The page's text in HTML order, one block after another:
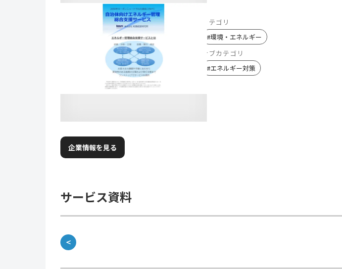
カテゴリ
#環境・エネルギー
サブカテゴリ
#エネルギー対策
企業情報を見る
サービス資料
＜